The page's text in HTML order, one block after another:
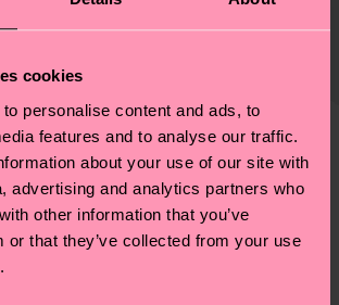
cookies
personalise content and ads, to
features and to analyse our traffic.
about your use of our site with
advertising and analytics partners who
other information that you’ve
or that they’ve collected from your use
les émissions, d'entretenir
chaussettes, et BIEN PLUS
plus d'informations, ainsi que des
rendez-vous sur notre page
durable.
prévu vers la France à compter
et que le délai de livraison exact
services postaux locaux.
questions sur les retours ? Visitez
pour trouver les réponses aux
fréquemment posées.
vous aimerezModèles similaires